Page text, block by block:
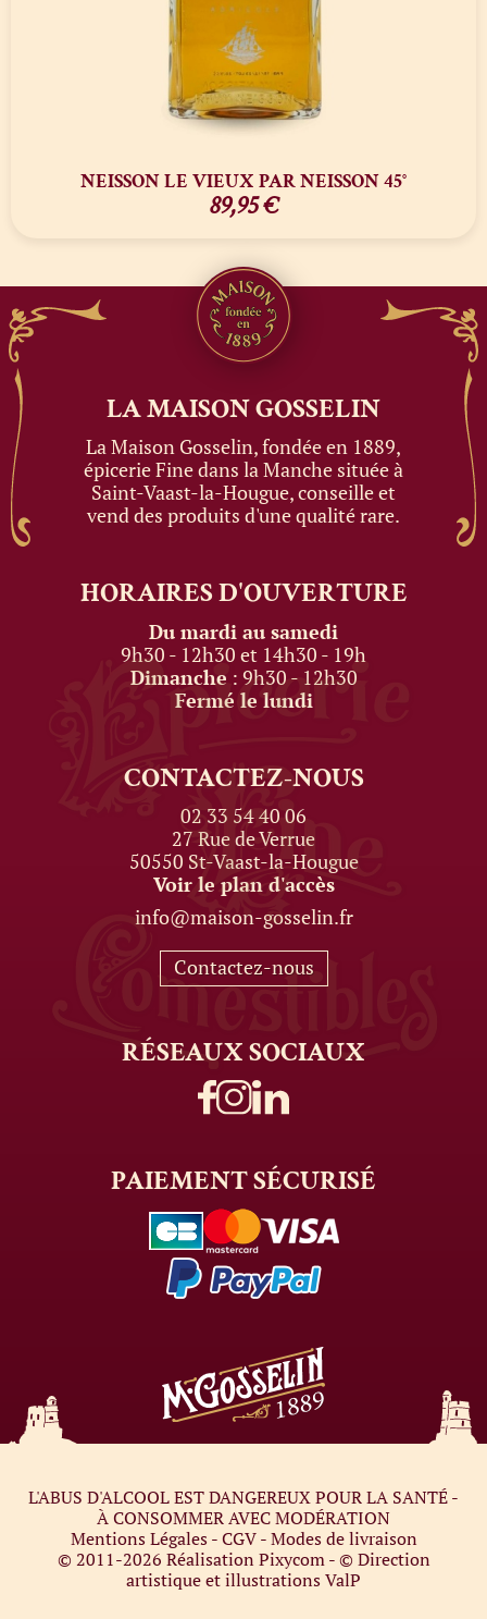
NEISSON LE VIEUX PAR NEISSON 45°
89,95€
LA MAISONGOSSELIN
La Maison Gosselin, fondée en 1889,
épicerie Fine dans la Manche située à
Saint-Vaast-la-Hougue, conseille et
vend des produits d'une qualité rare.
HORAIRESD'OUVERTURE
Du mardi au samedi
9h30 - 12h30 et 14h30 - 19h
Dimanche : 9h30 - 12h30
Fermé le lundi
CONTACTEZ-NOUS
02 33 54 40 06
27 Rue de Verrue
50550 St-Vaast-la-Hougue
Voir le plan d'accès
info@maison-gosselin.fr
Contactez-nous
RÉSEAUXSOCIAUX
PAIEMENTSÉCURISÉ
L'ABUS D'ALCOOL EST DANGEREUX POUR LA SANTÉ -
À CONSOMMER AVEC MODÉRATION
Mentions Légales-CGV-Modes de livraison
© 2011-2026 Réalisation Pixycom- © Direction
artistique et illustrationsValP